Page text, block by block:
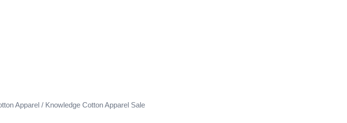
Apparel / Knowledge Cotton Apparel Sale